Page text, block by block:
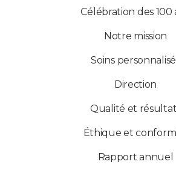
Célébration des 100
Notre mission
Soins
Direction
Qualité et
Éthique et
Rapport annuel